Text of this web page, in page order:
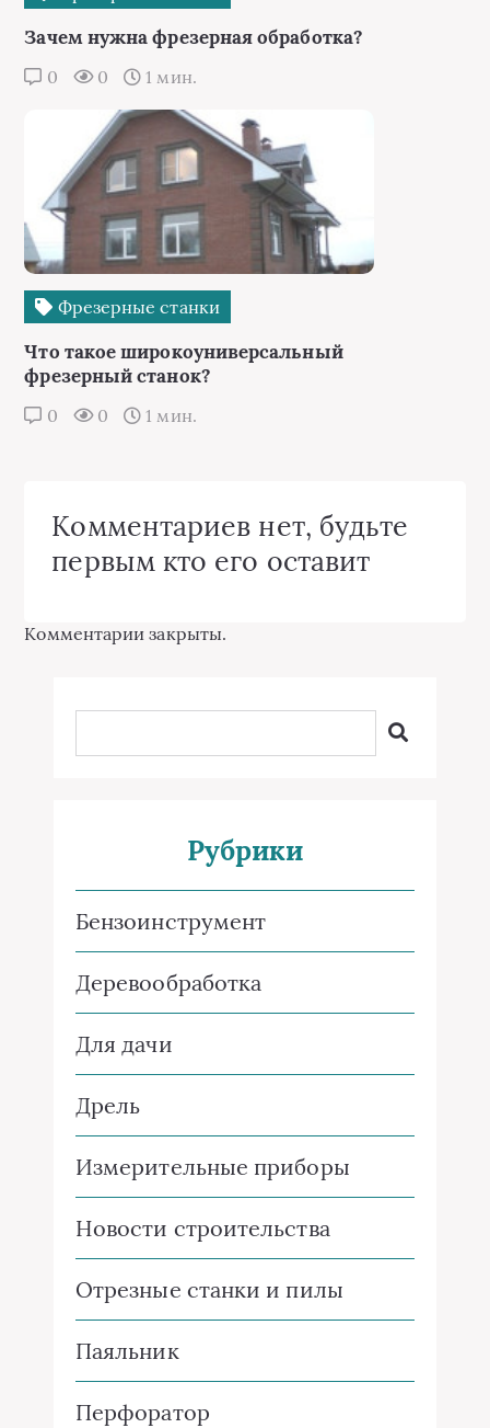
Зачем нужна фрезерная обработка?
0 0 1 мин.
Фрезерные станки
Что такое широкоуниверсальный
фрезерный станок?
0 0 1 мин.
Комментариев нет, будьте
первым кто его оставит
Комментарии закрыты.
Рубрики
Бензоинструмент
Деревообработка
Для дачи
Дрель
Измерительные приборы
Новости строительства
Отрезные станки и пилы
Паяльник
Перфоратор